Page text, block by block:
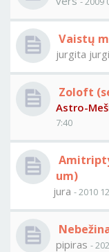
Vaistų
jurgita
Zoloft
Astro-
7:40
um)
jura - 2010
pipiras -